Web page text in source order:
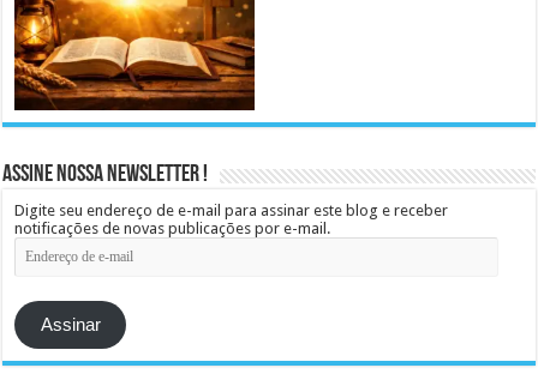
Assine Nossa Newsletter !
Digite seu endereço de e-mail para assinar este blog e receber
notificações de novas publicações por e-mail.
Endereço
de
mail
Assinar